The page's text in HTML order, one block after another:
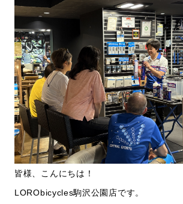
皆様、こんにちは！
LORObicycles駒沢公園店です。